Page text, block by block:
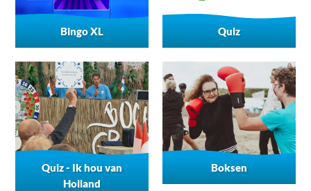
Bingo XL Quiz
Quiz - Ik hou van
Holland
Boksen